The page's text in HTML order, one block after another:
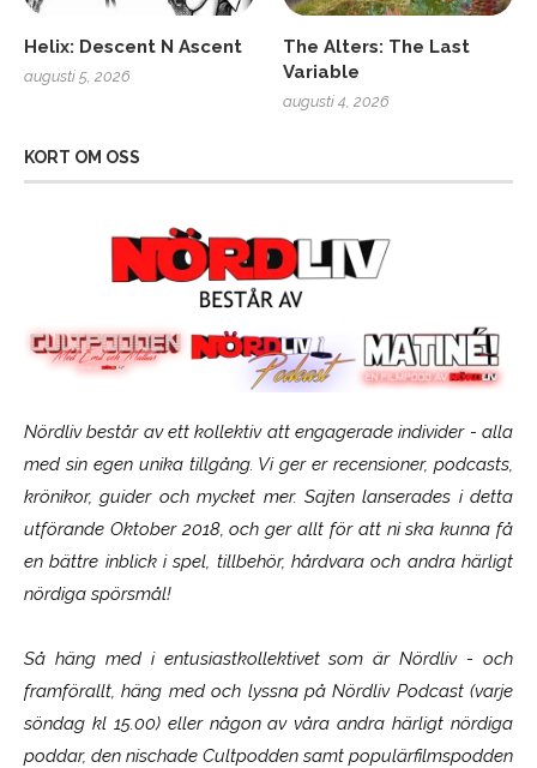
Helix: Descent N Ascent
augusti 5, 2026
The Alters: The Last
Variable
augusti 4, 2026
KORT OM OSS
Nördliv består av ett kollektiv att engagerade individer - alla
med sin egen unika tillgång. Vi ger er recensioner, podcasts,
krönikor, guider och mycket mer. Sajten lanserades i detta
utförande Oktober 2018, och ger allt för att ni ska kunna få
en bättre inblick i spel, tillbehör, hårdvara och andra härligt
nördiga spörsmål!
Så häng med i entusiastkollektivet som ärNördliv- och
framförallt, häng med och lyssna på Nördliv Podcast (varje
söndag kl 15.00) eller någon av våra andra härligt nördiga
poddar, den nischade Cultpodden samt populärfilmspodden